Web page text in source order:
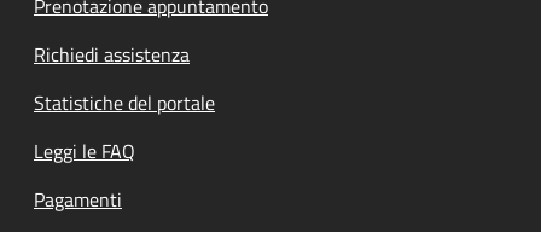
Prenotazione appuntamento
Richiedi assistenza
Statistiche del portale
Leggi le FAQ
Pagamenti